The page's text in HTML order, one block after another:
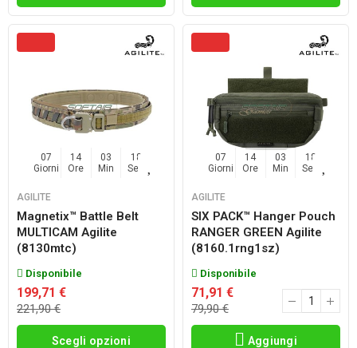
07
Giorni
14
Ore
03
Min
17
Sec
AGILITE
Magnetix™ Battle Belt
MULTICAM Agilite
(8130mtc)
Disponibile
199,71 €
221,90 €
Scegli opzioni
07
Giorni
14
Ore
03
Min
17
Sec
AGILITE
SIX PACK™ Hanger Pouch
RANGER GREEN Agilite
(8160.1rng1sz)
Disponibile
71,91 €
79,90 €
Aggiungi